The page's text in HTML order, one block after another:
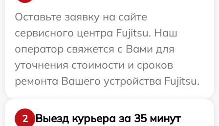
Оставьте заявку на сайте
сервисного центра Fujitsu. Наш
оператор свяжется с Вами для
уточнения стоимости и сроков
ремонта Вашего устройства Fujitsu.
2
Выезд курьера за 35 минут